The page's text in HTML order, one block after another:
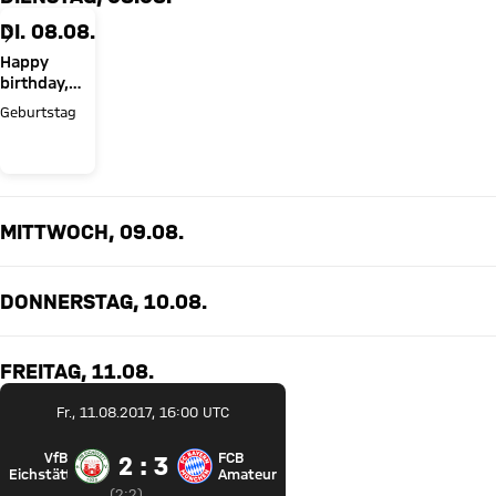
DI. 08.08.
Happy
birthday,
Jonas
Geburtstag
MITTWOCH, 09.08.
DONNERSTAG, 10.08.
FREITAG, 11.08.
Fr., 11.08.2017, 16:00 UTC
VfB Eichstätt gegen FC Bayern Amateure
VfB
Eichstätt
2 zu 3
2 : 3
Zwischenergebnis:
2 zu 2 nach Erste Halbzeit
FCB
Amateure